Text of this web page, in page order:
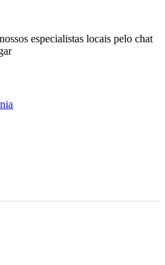
especialistas locais pelo chat